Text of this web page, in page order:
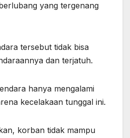
yang tergenang
tersebut tidak bisa
dan terjatuh.
hanya mengalami
kecelakaan tunggal ini.
korban tidak mampu